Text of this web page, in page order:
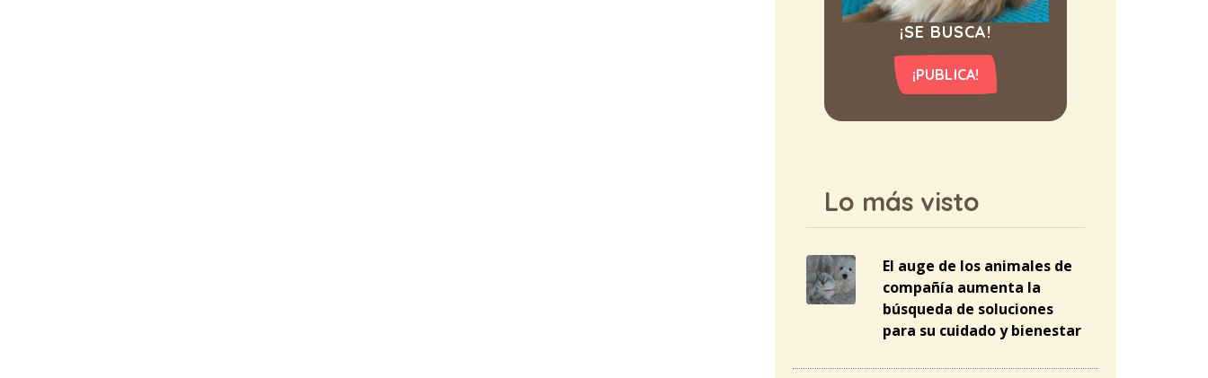
¡SE BUSCA!
¡PUBLICA!
Lo más visto
El auge de los animales de
compañía aumenta la
búsqueda de soluciones
para su cuidado y bienestar